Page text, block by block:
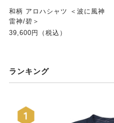
和柄 アロハシャツ ＜波に風神
雷神/碧＞
39,600円（税込）
ランキング